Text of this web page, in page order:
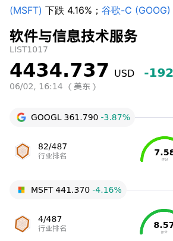
(MSFT) 下跌 4.16%； 谷歌-C (GOOG)